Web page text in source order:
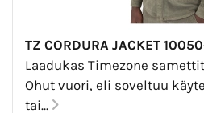
TZ CORDURA JACKET
Laadukas Timezone
Ohut vuori, eli soveltuu
tai...